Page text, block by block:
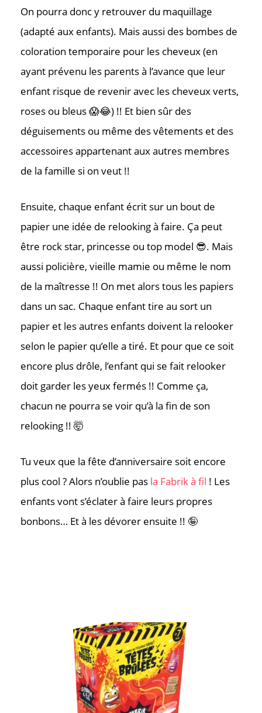
Où nous
On pourra donc y retrouver du maquillage
(adapté aux enfants). Mais aussi des bombes de
coloration temporaire pour les cheveux (en
ayant prévenu les parents à l’avance que leur
enfant risque de revenir avec les cheveux verts,
roses ou bleus 😱😂) !! Et bien sûr des
déguisements ou même des vêtements et des
accessoires appartenant aux autres membres
de la famille si on veut !!
Ensuite, chaque enfant écrit sur un bout de
papier une idée de relooking à faire. Ça peut
être rock star, princesse ou top model 😎. Mais
aussi policière, vieille mamie ou même le nom
de la maîtresse !! On met alors tous les papiers
dans un sac. Chaque enfant tire au sort un
papier et les autres enfants doivent la relooker
selon le papier qu’elle a tiré. Et pour que ce soit
encore plus drôle, l’enfant qui se fait relooker
doit garder les yeux fermés !! Comme ça,
chacun ne pourra se voir qu’à la fin de son
relooking !! 🤯
Tu veux que la fête d’anniversaire soit encore
plus cool ? Alors n’oublie pas la Fabrik à fil ! Les
enfants vont s’éclater à faire leurs propres
bonbons… Et à les dévorer ensuite !! 🤪